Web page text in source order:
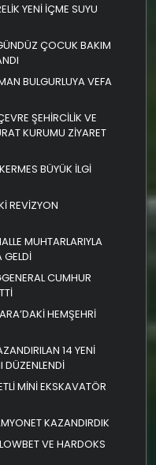
YENİ İÇME SUYU
ÇOCUK BAKIM
BULGURLUYA VEFA
ŞEHİRCİLİK VE
KURUMU ZİYARET
BÜYÜK İLGİ
REVİZYON
MUHTARLARIYLA
GELDİ
CUMHUR
HEMŞEHRİ
14 YENİ
DÜZENLENDİ
MİNİ EKSKAVATÖR
KAZANDIRDIK
VE HARDOKS